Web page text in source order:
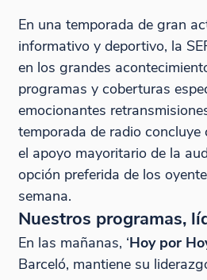
En una temporada de gran
informativo y deportivo, la
en los grandes
programas y coberturas
emocionantes
temporada de radio concluye
el apoyo mayoritario de la
opción preferida de los
semana.
Nuestros programas,
En las mañanas, ‘Hoy por
Barceló, mantiene su